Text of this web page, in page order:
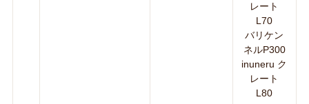
レート
L70
バリケン
ネルP300
inuneru ク
レート
L80